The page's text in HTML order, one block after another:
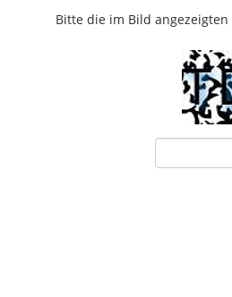
Bitte die im Bild